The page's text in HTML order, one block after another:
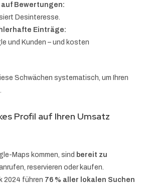
Bewertungen:
Desinteresse.
Einträge:
und Kunden – und kosten
Schwächen systematisch, um Ihren
Profil auf Ihren Umsatz
Maps kommen, sind bereit zu
reservieren oder kaufen.
2024 führen 76 % aller lokalen Suchen